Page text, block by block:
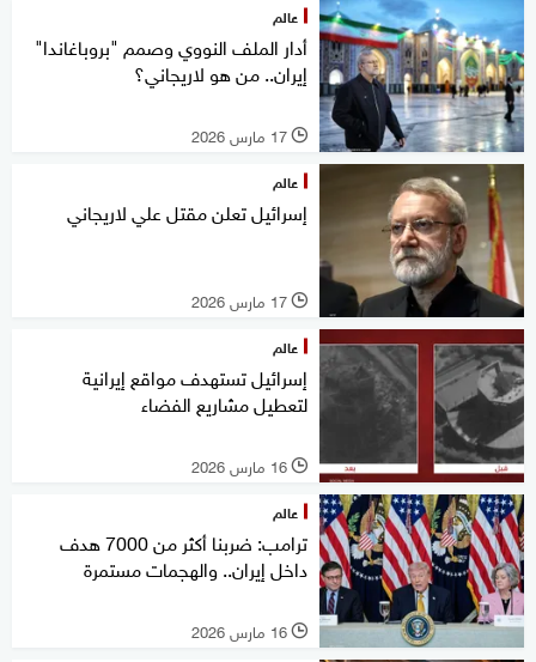
عالم
أدار الملف النووي وصمم "بروباغاندا"
إيران.. من هو لاريجاني؟
l 17 مارس 2026
عالم
إسرائيل تعلن مقتل علي لاريجاني
l 17 مارس 2026
عالم
إسرائيل تستهدف مواقع إيرانية
لتعطيل مشاريع الفضاء
l 16 مارس 2026
عالم
ترامب: ضربنا أكثر من 7000 هدف
داخل إيران.. والهجمات مستمرة
l 16 مارس 2026